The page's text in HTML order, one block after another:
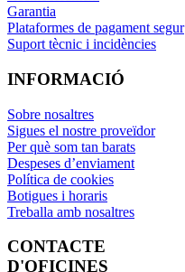
Garantia
Plataformes de pagament segur
Suport tècnic i incidències
INFORMACIÓ
Sobre nosaltres
Sigues el nostre proveïdor
Per què som tan barats
Despeses d’enviament
Política de cookies
Botigues i horaris
Treballa amb nosaltres
CONTACTE
D'OFICINES